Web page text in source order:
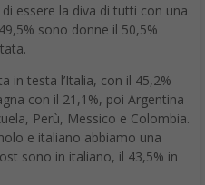
essere la diva di tutti con una
sono donne il 50,5%
in testa l’Italia, con il 45,2%
con il 21,1%, poi Argentina
Perù, Messico e Colombia.
e italiano abbiamo una
sono in italiano, il 43,5% in